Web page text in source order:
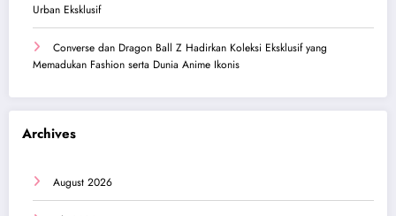
Urban Eksklusif
Converse dan Dragon Ball Z Hadirkan Koleksi Eksklusif yang
Memadukan Fashion serta Dunia Anime Ikonis
Archives
August 2026